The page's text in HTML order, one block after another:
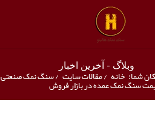
وبلاگ - آخرین اخبار
شما: خانه /مقالات سایت /سنگ نمک صنعتی
سنگ نمک عمده در بازار فروش